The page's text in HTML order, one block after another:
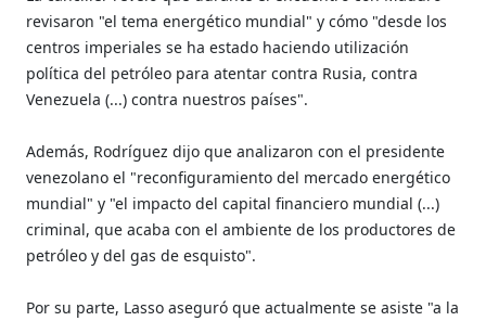
revisaron "el tema energético mundial" y cómo "desde los
centros imperiales se ha estado haciendo utilización
política del petróleo para atentar contra Rusia, contra
Venezuela (...) contra nuestros países".
Además, Rodríguez dijo que analizaron con el presidente
venezolano el "reconfiguramiento del mercado energético
mundial" y "el impacto del capital financiero mundial (...)
criminal, que acaba con el ambiente de los productores de
petróleo y del gas de esquisto".
Por su parte, Lasso aseguró que actualmente se asiste "a la